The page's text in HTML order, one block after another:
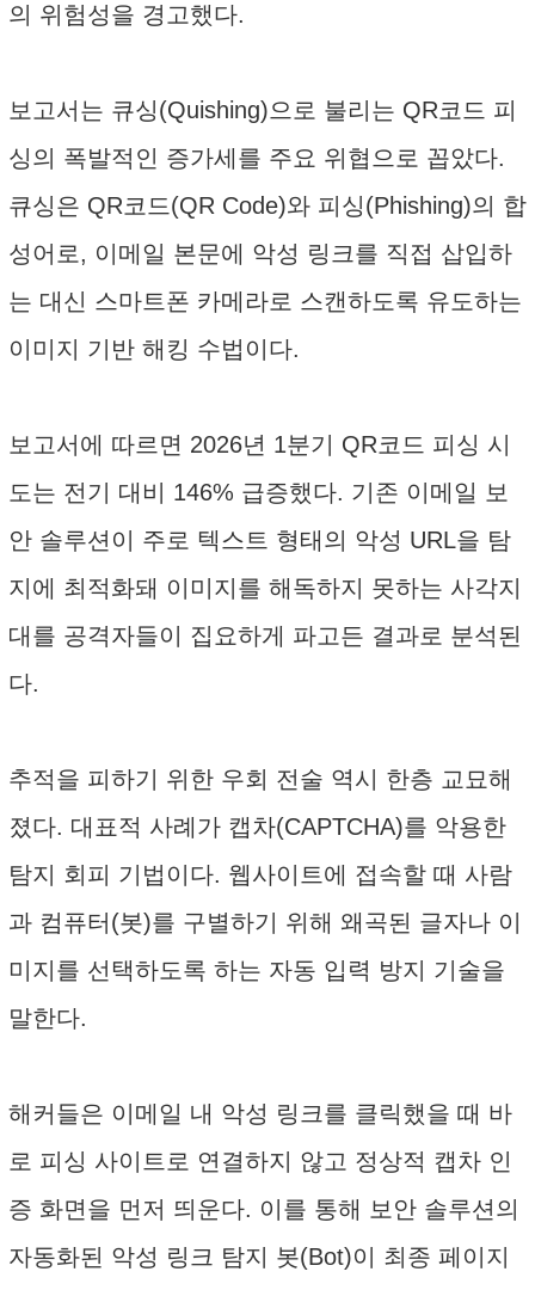
의 위험성을 경고했다.
보고서는 큐싱(Quishing)으로 불리는 QR코드 피
싱의 폭발적인 증가세를 주요 위협으로 꼽았다.
큐싱은 QR코드(QR Code)와 피싱(Phishing)의 합
성어로, 이메일 본문에 악성 링크를 직접 삽입하
는 대신 스마트폰 카메라로 스캔하도록 유도하는
이미지 기반 해킹 수법이다.
보고서에 따르면 2026년 1분기 QR코드 피싱 시
도는 전기 대비 146% 급증했다. 기존 이메일 보
안 솔루션이 주로 텍스트 형태의 악성 URL을 탐
지에 최적화돼 이미지를 해독하지 못하는 사각지
대를 공격자들이 집요하게 파고든 결과로 분석된
다.
추적을 피하기 위한 우회 전술 역시 한층 교묘해
졌다. 대표적 사례가 캡차(CAPTCHA)를 악용한
탐지 회피 기법이다. 웹사이트에 접속할 때 사람
과 컴퓨터(봇)를 구별하기 위해 왜곡된 글자나 이
미지를 선택하도록 하는 자동 입력 방지 기술을
말한다.
해커들은 이메일 내 악성 링크를 클릭했을 때 바
로 피싱 사이트로 연결하지 않고 정상적 캡차 인
증 화면을 먼저 띄운다. 이를 통해 보안 솔루션의
자동화된 악성 링크 탐지 봇(Bot)이 최종 페이지